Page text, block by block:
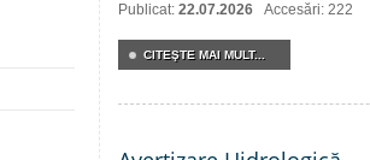
Publicat: 22.07.2026 Accesări: 222
CITEŞTE MAI MULT...